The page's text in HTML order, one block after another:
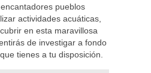
pueblos
actividades acuáticas,
en esta maravillosa
de investigar a fondo
tienes a tu disposición.